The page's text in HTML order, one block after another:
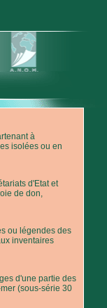
à
isolées ou en
d'Etat et
de don,
ou légendes des
inventaires
d'une partie des
(sous-série 30